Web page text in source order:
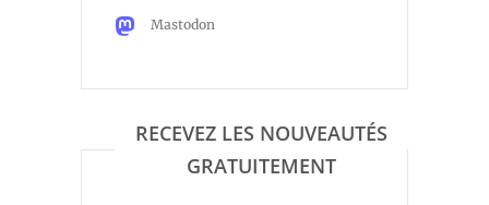
Mastodon
RECEVEZ LES NOUVEAUTÉS
GRATUITEMENT